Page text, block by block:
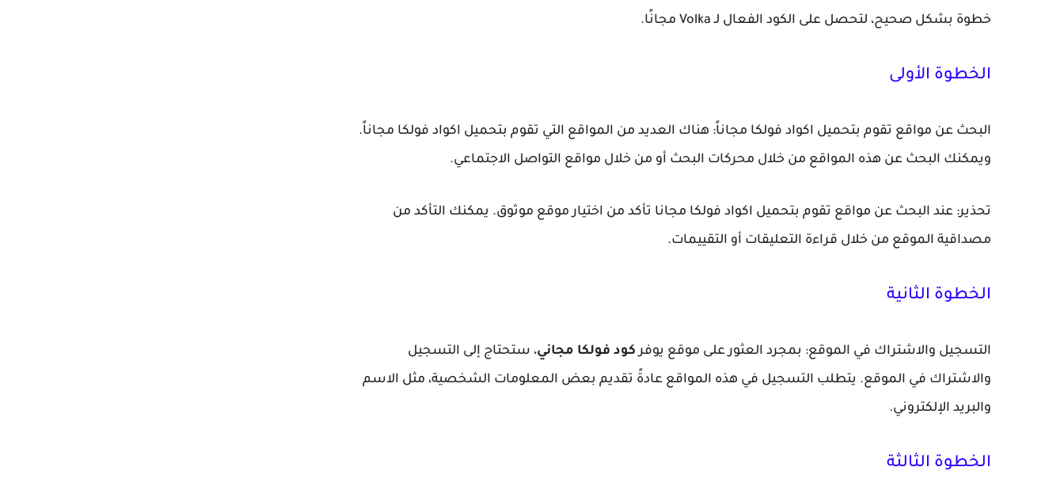
خطوة بشكل صحيح، لتحصل على الكود الفعال لـ Volka مجانًا.
الخطوة الأولى
البحث عن مواقع تقوم بتحميل اكواد فولكا مجاناً: هناك العديد من المواقع التي تقوم بتحميل اكواد فولكا مجاناً.
ويمكنك البحث عن هذه المواقع من خلال محركات البحث أو من خلال مواقع التواصل الاجتماعي.
تحذير: عند البحث عن مواقع تقوم بتحميل اكواد فولكا مجانا تأكد من اختيار موقع موثوق. يمكنك التأكد من
مصداقية الموقع من خلال قراءة التعليقات أو التقييمات.
الخطوة الثانية
التسجيل والاشتراك في الموقع: بمجرد العثور على موقع يوفركود فولكا مجاني، ستحتاج إلى التسجيل
والاشتراك في الموقع. يتطلب التسجيل في هذه المواقع عادةً تقديم بعض المعلومات الشخصية، مثل الاسم
والبريد الإلكتروني.
الخطوة الثالثة